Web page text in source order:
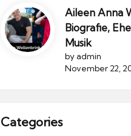
Aileen Anna
Biografie,
Musik
by admin
November 22,
Categories